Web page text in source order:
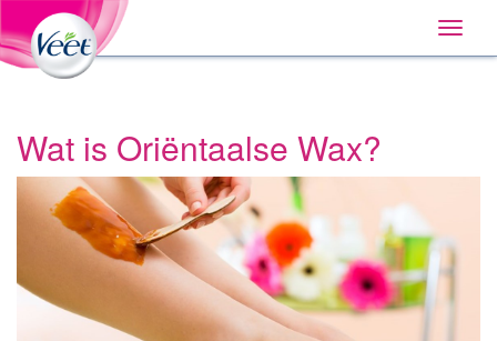
to:
Primary
Navigation,
Search
Huis
Navigation
Toggle
Wat is Oriëntaalse Wax?